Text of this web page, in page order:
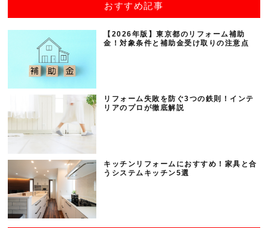
おすすめ記事
【2026年版】東京都のリフォーム補助
金！対象条件と補助金受け取りの注意点
リフォーム失敗を防ぐ3つの鉄則！インテ
リアのプロが徹底解説
キッチンリフォームにおすすめ！家具と合
うシステムキッチン5選